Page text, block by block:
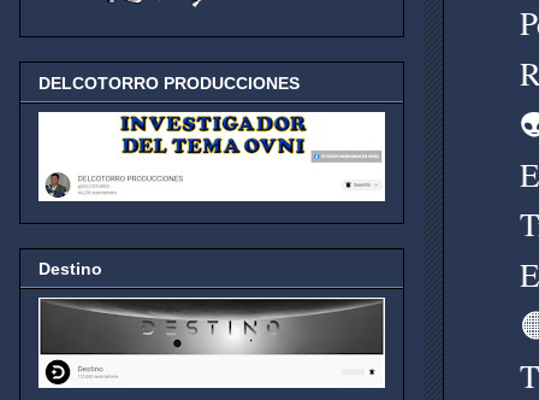
DELCOTORRO PRODUCCIONES
Destino